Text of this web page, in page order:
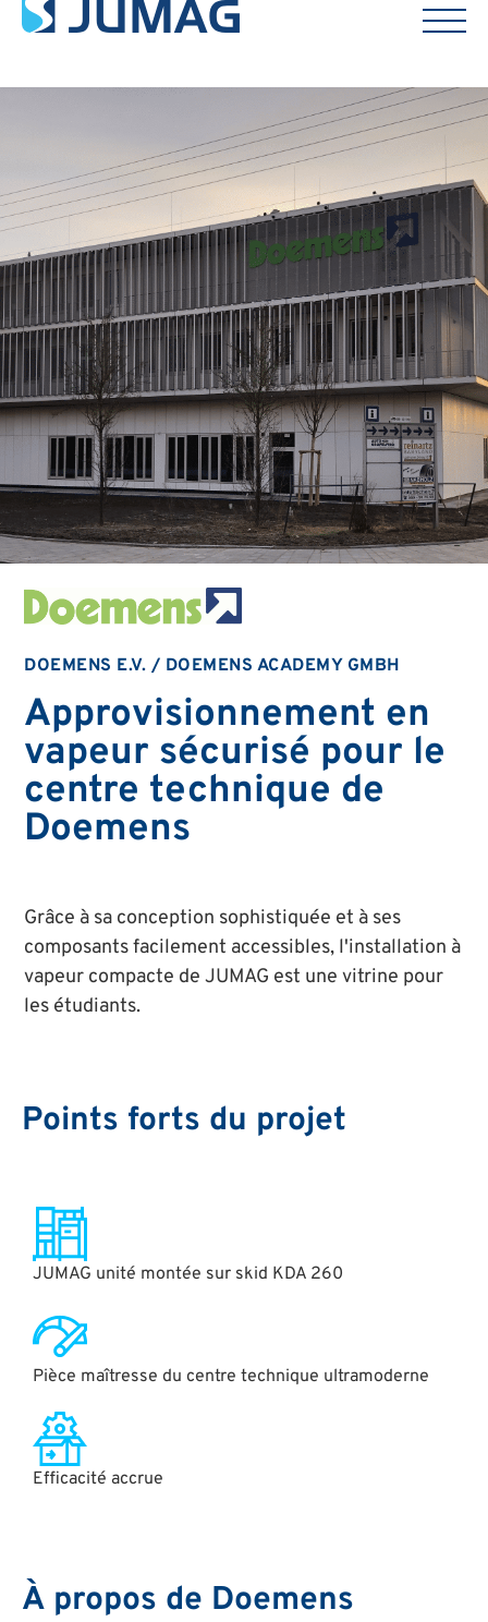
DOEMENS E.V. / DOEMENS ACADEMY GMBH
Approvisionnement en
vapeur sécurisé pour le
centre technique de
Doemens
Grâce à sa conception sophistiquée et à ses
composants facilement accessibles, l'installation à
vapeur compacte de JUMAG est une vitrine pour
les étudiants.
Points forts du projet
JUMAG unité montée sur skid KDA 260
Pièce maîtresse du centre technique ultramoderne
Efficacité accrue
À propos de Doemens